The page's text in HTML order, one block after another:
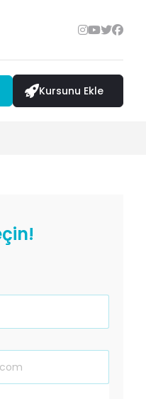
Kursunu Ekle